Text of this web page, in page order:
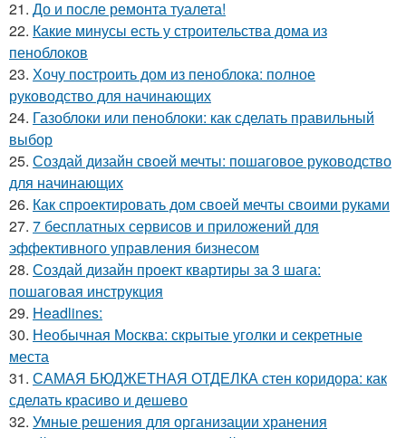
21. До и после ремонта туалета!
22. Какие минусы есть у строительства дома из
пеноблоков
23. Хочу построить дом из пеноблока: полное
руководство для начинающих
24. Газоблоки или пеноблоки: как сделать правильный
выбор
25. Создай дизайн своей мечты: пошаговое руководство
для начинающих
26. Как спроектировать дом своей мечты своими руками
27. 7 бесплатных сервисов и приложений для
эффективного управления бизнесом
28. Создай дизайн проект квартиры за 3 шага:
пошаговая инструкция
29. Headlines:
30. Необычная Москва: скрытые уголки и секретные
места
31. САМАЯ БЮДЖЕТНАЯ ОТДЕЛКА стен коридора: как
сделать красиво и дешево
32. Умные решения для организации хранения